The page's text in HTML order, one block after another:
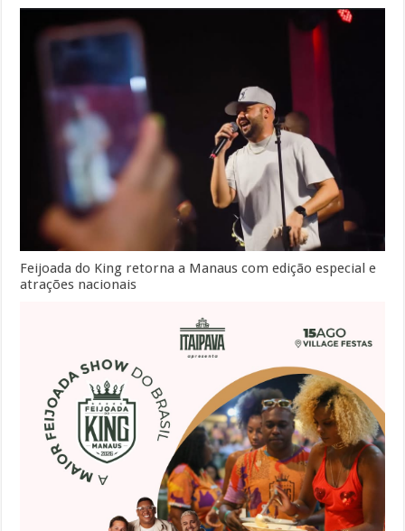
Feijoada do King retorna a Manaus com edição especial e
atrações nacionais